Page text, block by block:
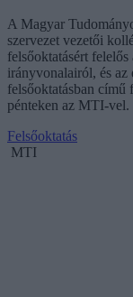
A Magyar
szervezet vezetői
felsőoktatásért
irányvonalairól, és az
felsőoktatásban című
pénteken az MTI-vel.
Felsőoktatás
MTI